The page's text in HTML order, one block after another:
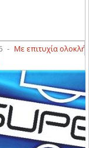
Με επιτυχία